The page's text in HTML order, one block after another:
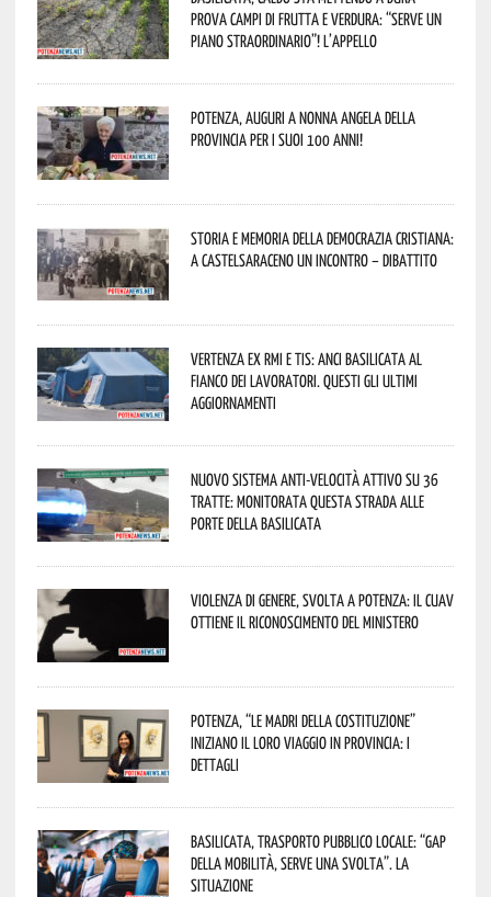
prova campi di frutta e verdura: “Serve un
piano straordinario”! L’appello
Potenza, auguri a nonna Angela della
provincia per i suoi 100 anni!
Storia e memoria della Democrazia Cristiana:
a Castelsaraceno un incontro – dibattito
Vertenza ex RMI e TIS: ANCI Basilicata al
fianco dei lavoratori. Questi gli ultimi
aggiornamenti
Nuovo sistema anti-velocità attivo su 36
tratte: monitorata questa strada alle
porte della Basilicata
Violenza di genere, svolta a Potenza: il CUAV
ottiene il riconoscimento del Ministero
Potenza, “Le Madri della Costituzione”
iniziano il loro viaggio in provincia: i
dettagli
Basilicata, trasporto pubblico locale: “Gap
della mobilità, serve una svolta”. La
situazione